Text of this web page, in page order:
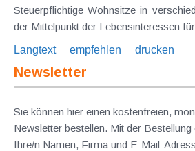
Steuerpflichtige Wohnsitze in verschiedenen Ländern, so ist
der
Langtext
empfehlen drucken
Newsletter
Sie können hier einen kostenfreien,
Newsletter bestellen. Mit der Bestellung
Ihre/n Namen, Firma und E-Mail-